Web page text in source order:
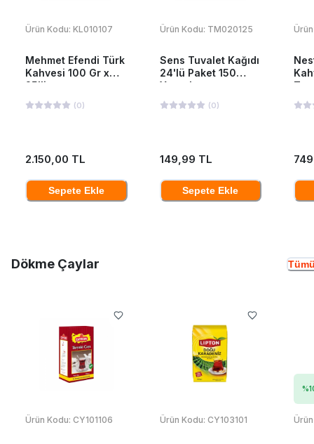
Ürün Kodu: KL010107
Mehmet Efendi Türk
Kahvesi 100 Gr x
25'li
(0)
2.150,00 TL
Sepete Ekle
Ürün Kodu: TM020125
Sens Tuvalet Kağıdı
24'lü Paket 150
Yaprak
(0)
149,99 TL
Sepete Ekle
Dökme Çaylar
Ürün Kodu: CY101106 Ürün Kodu: CY103101
%